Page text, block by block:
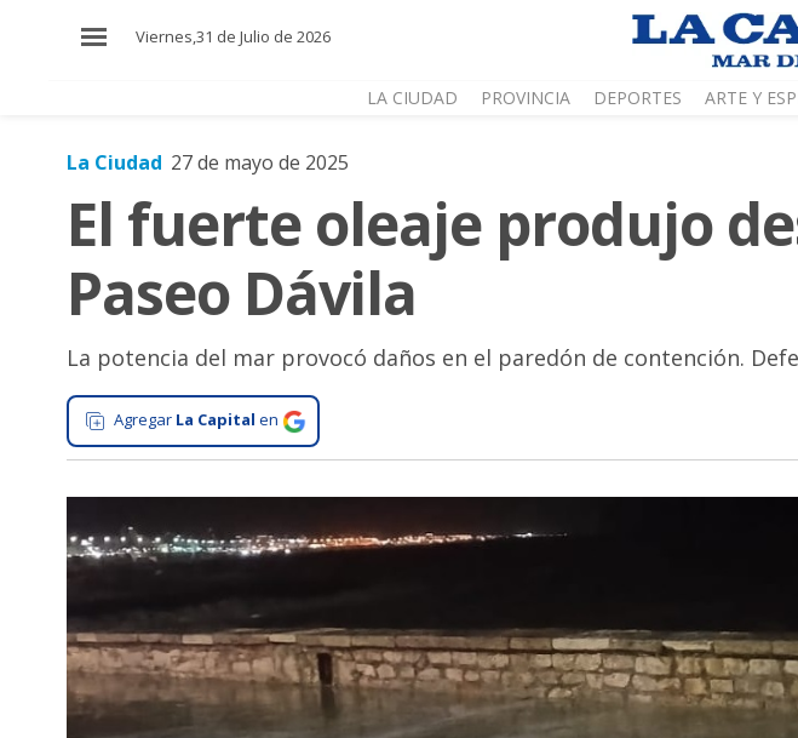
Viernes,31 de Julio de 2026
LA CIUDAD PROVINCIA DEPORTES ARTE Y
Mundo
Zona
Cultura
Tecnología
Salud
Ciudad
Deportes
La Ciudad 27 de mayo de 2025
El fuerte oleaje produjo
Paseo Dávila
La potencia del mar provocó daños en el paredón de contención.
Agregar La Capital en